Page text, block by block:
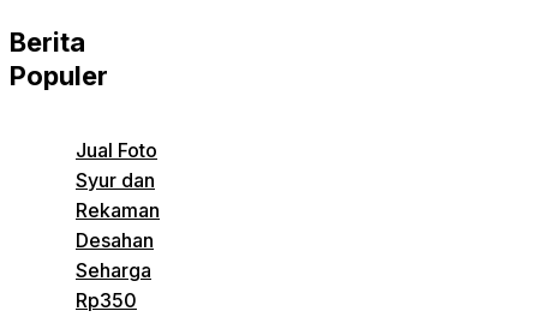
Berita
Populer
Jual Foto
Syur dan
Rekaman
Desahan
Seharga
Rp350